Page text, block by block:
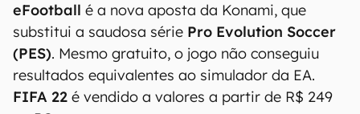
eFootball é a nova aposta da Konami, que
substitui a saudosa série Pro Evolution Soccer
(PES). Mesmo gratuito, o jogo não conseguiu
resultados equivalentes ao simulador da EA.
FIFA 22 é vendido a valores a partir de R$ 249